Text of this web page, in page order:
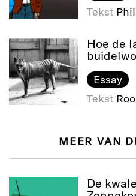
Tekst
Hoe de
Essay
Tekst
MEER VAN
De